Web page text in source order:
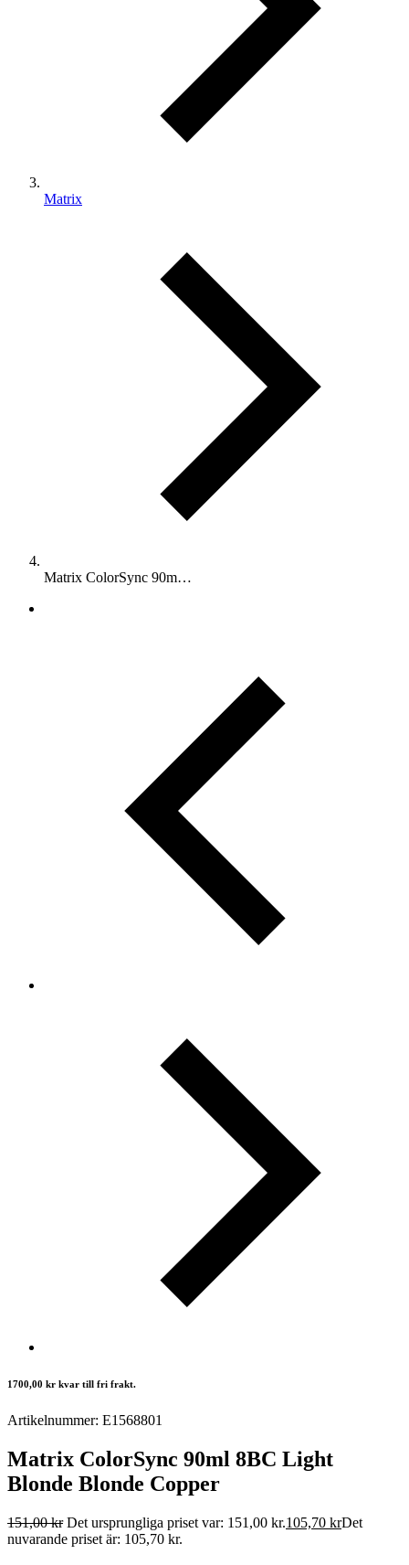
Matrix
Matrix ColorSync 90m…
1700,00 kr kvar till fri frakt.
Artikelnummer: E1568801
Matrix ColorSync 90ml 8BC Light
Blonde Blonde Copper
151,00kr Det ursprungliga priset var: 151,00 kr.105,70 krDet
nuvarande priset är: 105,70 kr.